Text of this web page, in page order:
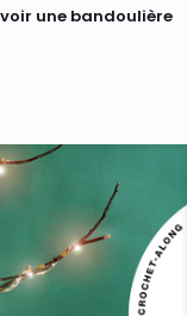
une bandoulière